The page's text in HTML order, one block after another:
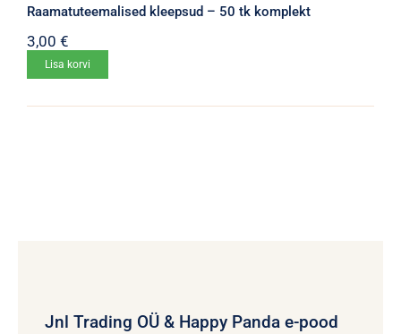
Raamatuteemalised kleepsud – 50 tk komplekt
3,00 €
Lisa korvi
Jnl Trading OÜ & Happy Panda e-pood